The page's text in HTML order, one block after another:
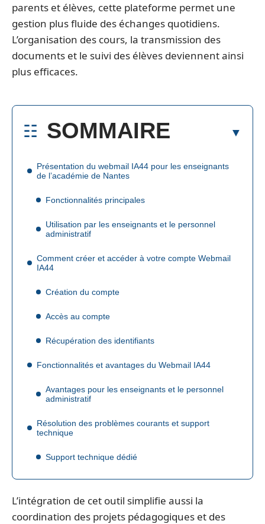
parents et élèves, cette plateforme permet une
gestion plus fluide des échanges quotidiens.
L’organisation des cours, la transmission des
documents et le suivi des élèves deviennent ainsi
plus efficaces.
SOMMAIRE
Présentation du webmail IA44 pour les enseignants
de l’académie de Nantes
Fonctionnalités principales
Utilisation par les enseignants et le personnel
administratif
Comment créer et accéder à votre compte Webmail
IA44
Création du compte
Accès au compte
Récupération des identifiants
Fonctionnalités et avantages du Webmail IA44
Avantages pour les enseignants et le personnel
administratif
Résolution des problèmes courants et support
technique
Support technique dédié
L’intégration de cet outil simplifie aussi la
coordination des projets pédagogiques et des